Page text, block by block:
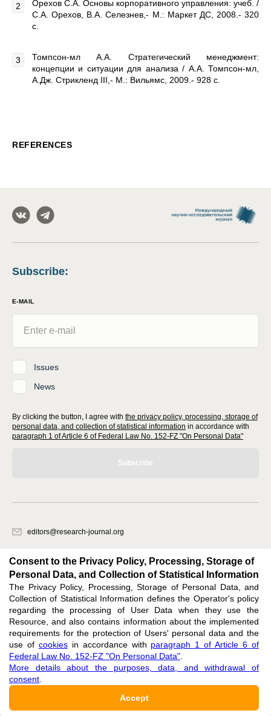
Орехов С.А. Основы корпоративного управления: учеб. /
С.А. Орехов, В.А. Селезнев,- М.: Маркет ДС, 2008.- 320
с.
Томпсон-мл А.А. Стратегический менеджмент:
концепции и ситуации для анализа / А.А. Томпсон-мл,
А.Дж. Стрикленд III,- М.: Вильямс, 2009.- 928 с.
REFERENCES
Subscribe:
E-MAIL
Issues
News
By clicking the button, I agree with the privacy policy, processing, storage of
personal data, and collection of statistical information in accordance with
paragraph 1 of Article 6 of Federal Law No. 152-FZ "On Personal Data"
Subscribe
editors@research-journal.org
office 1
Feedback
Support: editors@research-journal.org
ISSN 2227-6017 (ONLINE),ISSN 2303-9868 (PRINT),DOI: 10.60797/IRJ.2227-6017,
ЭЛ № ФС 77 - 80772
Consent to the Privacy Policy, Processing, Storage of
Personal Data, and Collection of Statistical Information
The Privacy Policy, Processing, Storage of Personal Data, and
Collection of Statistical Information defines the Operator's policy
regarding the processing of User Data when they use the
Resource, and also contains information about the implemented
requirements for the protection of Users' personal data and the
use of cookiesin accordance with paragraph 1 of Article 6 of
Federal Law No. 152-FZ "On Personal Data"
More details about the purposes, data, and withdrawal of
consent
Accept